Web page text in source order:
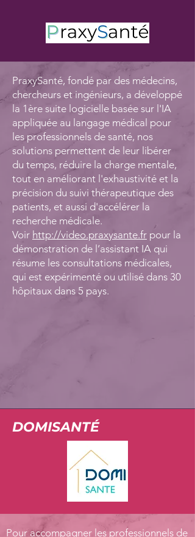
PraxySanté, fondé par des médecins,
chercheurs et ingénieurs, a développé
la 1ère suite logicielle basée sur l'IA
appliquée au langage médical pour
les professionnels de santé, nos
solutions permettent de leur libérer
du temps, réduire la charge mentale,
tout en améliorant l'exhaustivité et la
précision du suivi thérapeutique des
patients, et aussi d'accélérer la
recherche médicale.
Voir http://video.praxysante.fr pour la
démonstration de l’assistant IA qui
résume les consultations médicales,
qui est expérimenté ou utilisé dans 30
hôpitaux dans 5 pays.
DOMISANTÉ
Pour accompagner les professionnels de